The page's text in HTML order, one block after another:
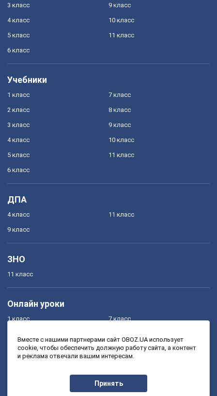
3 класс
4 класс
5 класс
6 класс
9 класс
10 класс
11 класс
Учебники
1 класс
2 класс
3 класс
4 класс
5 класс
6 класс
7 класс
8 класс
9 класс
10 класс
11 класс
ДПА
4 класс
9 класс
11 класс
ЗНО
11 класс
Онлайн уроки
1 класс
3 класс
7 класс
9 класс
Вместе с нашими партнерами сайт OBOZ.UA использует
cookie, чтобы обеспечить должную работу сайта, а контент
и реклама отвечали вашим интересам.
Принять